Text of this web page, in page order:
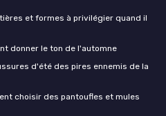
et formes à privilégier quand il
donner le ton de l'automne
d'été des pires ennemis de la
choisir des pantoufles et mules